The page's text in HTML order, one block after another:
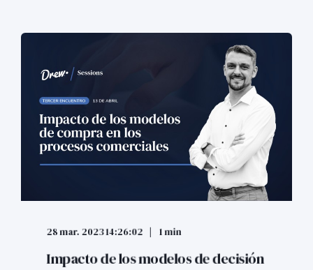
28 mar. 2023 14:26:02 1 min
Impacto de los modelos de decisión